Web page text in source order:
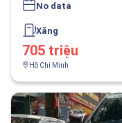
No data
Xăng
705 triệu
Hồ Chí Minh